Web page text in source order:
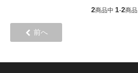
2商品中 1-2商品
前へ